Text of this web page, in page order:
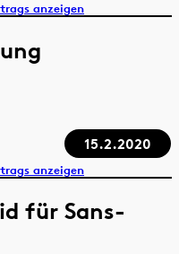
anzeigen
15.2.2020
anzeigen
für Sans-